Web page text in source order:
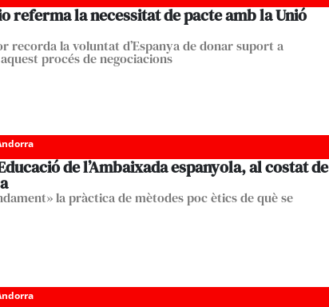
referma la necessitat de pacte amb la Unió
recorda la voluntat d’Espanya de donar suport a
procés de negociacions
de l’Ambaixada espanyola, al costat de
la pràctica de mètodes poc ètics de què se